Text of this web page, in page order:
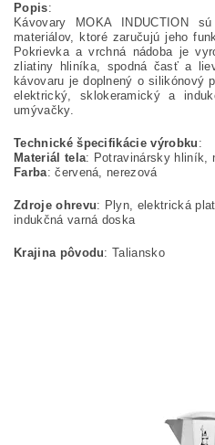
Popis:
Kávovary MOKA INDUCTION
materiálov, ktoré zaručujú jeho
Pokrievka a vrchná nádoba je
zliatiny hliníka, spodná časť a
kávovaru je doplnený o silikónový
elektrický, sklokeramický a
umývačky.
Technické špecifikácie výrobku :
Materiál tela: Potravinársky hliník,
Farba: červená, nerezová
Zdroje ohrevu: Plyn, elektrická
indukčná varná doska
Krajina pôvodu: Taliansko